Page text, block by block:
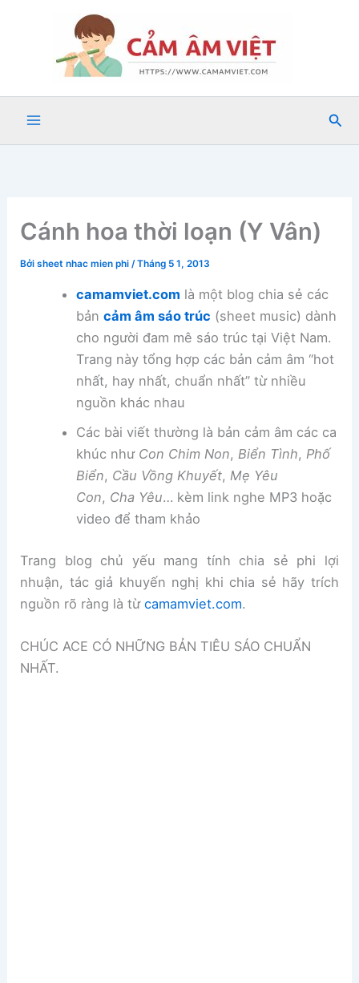
Tìm
Cánh hoa thời loạn (Y Vân)
Bởisheet nhac mien phi/Tháng 5 1, 2013
camamviet.com là một blog chia sẻ các
bản cảm âm sáo trúc (sheet music) dành
cho người đam mê sáo trúc tại Việt Nam.
Trang này tổng hợp các bản cảm âm “hot
nhất, hay nhất, chuẩn nhất” từ nhiều
nguồn khác nhau
Các bài viết thường là bản cảm âm các ca
khúc như Con Chim Non, Biển Tình, Phố
Biển, Cầu Vồng Khuyết, Mẹ Yêu
Con, Cha Yêu… kèm link nghe MP3 hoặc
video để tham khảo
Trang blog chủ yếu mang tính chia sẻ phi lợi
nhuận, tác giả khuyến nghị khi chia sẻ hãy trích
nguồn rõ ràng là từcamamviet.com.
CHÚC ACE CÓ NHỮNG BẢN TIÊU SÁO CHUẨN
NHẤT.